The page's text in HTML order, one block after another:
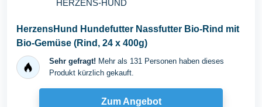
HERZENS-HUND
HerzensHund Hundefutter Nassfutter Bio-Rind mit
Bio-Gemüse (Rind, 24 x 400g)
Sehr gefragt! Mehr als 131 Personen haben dieses
Produkt kürzlich gekauft.
Zum Angebot